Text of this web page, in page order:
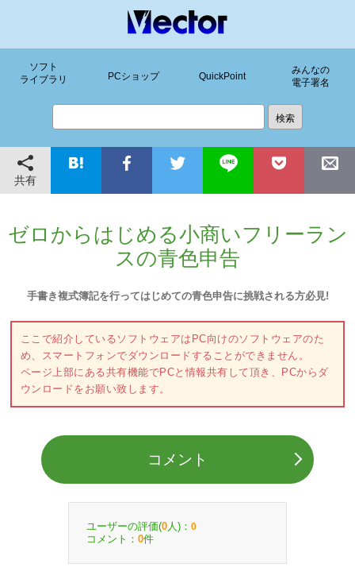
ソフト
ライブラリ
PCショップ QuickPoint
みんなの
電子署名
共有
ゼロからはじめる小商いフリーラン
スの青色申告
手書き複式簿記を行ってはじめての青色申告に挑戦される方必見!
ここで紹介しているソフトウェアはPC向けのソフトウェアのた
め、スマートフォンでダウンロードすることができません。
ページ上部にある共有機能でPCと情報共有して頂き、PCからダ
ウンロードをお願い致します。
コメント
ユーザーの評価(0 人)： 0
コメント： 0件